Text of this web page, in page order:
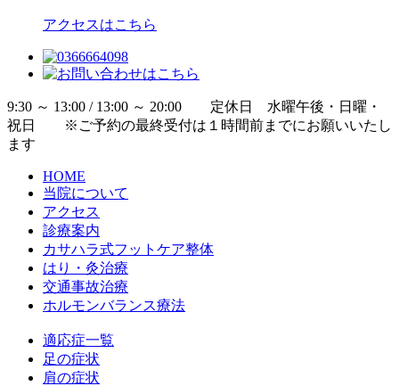
アクセスはこちら
9:30 ～ 13:00 / 13:00 ～ 20:00 定休日 水曜午後・日曜・
祝日 ※ご予約の最終受付は１時間前までにお願いいたし
ます
HOME
当院について
アクセス
診療案内
カサハラ式フットケア整体
はり・灸治療
交通事故治療
ホルモンバランス療法
適応症一覧
足の症状
肩の症状